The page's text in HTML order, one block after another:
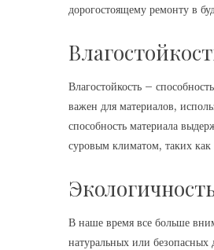
дорогостоящему ремонту в
Влагостойкость –
важен для материалов,
способность материала
суровым климатом, таких
В наше время все больше
натуральных или безопасных